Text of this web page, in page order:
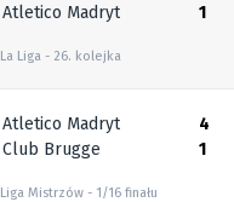
Atletico Madryt
La Liga 26. kolejka
1
Atletico Madryt
Club Brugge
Liga Mistrzów 1/16 finału
4
1